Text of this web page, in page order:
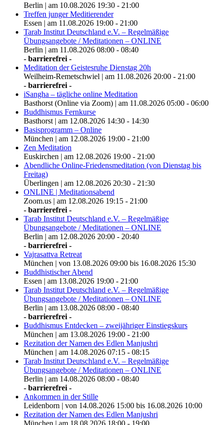
Berlin | am 10.08.2026 19:30 - 21:00
Treffen junger Meditierender
Essen | am 11.08.2026 19:00 - 21:00
Tarab Institut Deutschland e.V. – Regelmäßige
Übungsangebote / Meditationen – ONLINE
Berlin | am 11.08.2026 08:00 - 08:40
- barrierefrei -
Meditation der Geistesruhe Dienstag 20h
Weilheim-Remetschwiel | am 11.08.2026 20:00 - 21:00
- barrierefrei -
iSangha – tägliche online Meditation
Basthorst (Online via Zoom) | am 11.08.2026 05:00 - 06:00
Buddhismus Fernkurse
Basthorst | am 12.08.2026 14:30 - 14:30
Basisprogramm – Online
München | am 12.08.2026 19:00 - 21:00
Zen Meditation
Euskirchen | am 12.08.2026 19:00 - 21:00
Abendliche Online-Friedensmeditation (von Dienstag bis
Freitag)
Überlingen | am 12.08.2026 20:30 - 21:30
ONLINE | Meditationsabend
Zoom.us | am 12.08.2026 19:15 - 21:00
- barrierefrei -
Tarab Institut Deutschland e.V. – Regelmäßige
Übungsangebote / Meditationen – ONLINE
Berlin | am 12.08.2026 20:00 - 20:40
- barrierefrei -
Vajrasattva Retreat
München | von 13.08.2026 09:00 bis 16.08.2026 15:30
Buddhistischer Abend
Essen | am 13.08.2026 19:00 - 21:00
Tarab Institut Deutschland e.V. – Regelmäßige
Übungsangebote / Meditationen – ONLINE
Berlin | am 13.08.2026 08:00 - 08:40
- barrierefrei -
Buddhismus Entdecken – zweijähriger Einstiegskurs
München | am 13.08.2026 19:00 - 21:00
Rezitation der Namen des Edlen Manjushri
München | am 14.08.2026 07:15 - 08:15
Tarab Institut Deutschland e.V. – Regelmäßige
Übungsangebote / Meditationen – ONLINE
Berlin | am 14.08.2026 08:00 - 08:40
- barrierefrei -
Ankommen in der Stille
Leidenborn | von 14.08.2026 15:00 bis 16.08.2026 10:00
Rezitation der Namen des Edlen Manjushri
München | am 18.08.2026 18:00 - 19:00